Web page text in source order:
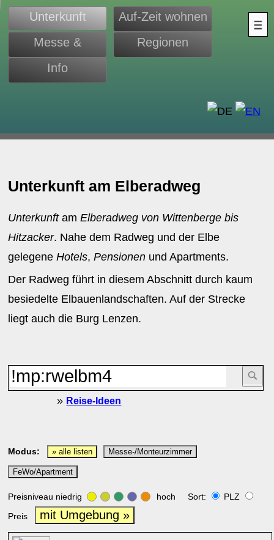
Unterkunft
Auf-Zeit wohnen
Messe &
Monteure
Regionen
Info
Unterkunft am Elberadweg
UnterkunftamElberadweg von Wittenberge bis
Hitzacker. Nahe dem Radweg und der Elbe
gelegeneHotels,Pensionen und Apartments.
Der Radweg führt in diesem Abschnitt durch kaum
besiedelte Elbauenlandschaften. Auf der Strecke
liegt auch die Burg Lenzen.
» Reise-Ideen
Modus: » alle listen Messe-/Monteurzimmer
FeWo/Apartment
Preisniveau niedrig hoch Sort:
PLZ
Preis
mit Umgebung »